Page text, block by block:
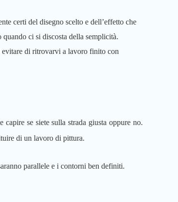
certi del disegno scelto e dell’effetto che
ci si discosta della semplicità.
evitare di ritrovarvi a lavoro finito con
se siete sulla strada giusta oppure no.
di un lavoro di pittura.
parallele e i contorni ben definiti.